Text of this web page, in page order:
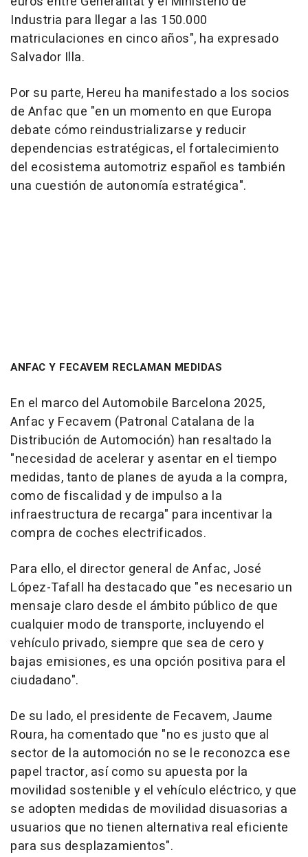
Industria para llegar a las 150.000
matriculaciones en cinco años", ha expresado
Salvador Illa.
Por su parte, Hereu ha manifestado a los socios
de Anfac que "en un momento en que Europa
debate cómo reindustrializarse y reducir
dependencias estratégicas, el fortalecimiento
del ecosistema automotriz español es también
una cuestión de autonomía estratégica".
ANFAC Y FECAVEM RECLAMAN MEDIDAS
En el marco del Automobile Barcelona 2025,
Anfac y Fecavem (Patronal Catalana de la
Distribución de Automoción) han resaltado la
"necesidad de acelerar y asentar en el tiempo
medidas, tanto de planes de ayuda a la compra,
como de fiscalidad y de impulso a la
infraestructura de recarga" para incentivar la
compra de coches electrificados.
Para ello, el director general de Anfac, José
López-Tafall ha destacado que "es necesario un
mensaje claro desde el ámbito público de que
cualquier modo de transporte, incluyendo el
vehículo privado, siempre que sea de cero y
bajas emisiones, es una opción positiva para el
ciudadano".
De su lado, el presidente de Fecavem, Jaume
Roura, ha comentado que "no es justo que al
sector de la automoción no se le reconozca ese
papel tractor, así como su apuesta por la
movilidad sostenible y el vehículo eléctrico, y que
se adopten medidas de movilidad disuasorias a
usuarios que no tienen alternativa real eficiente
para sus desplazamientos".